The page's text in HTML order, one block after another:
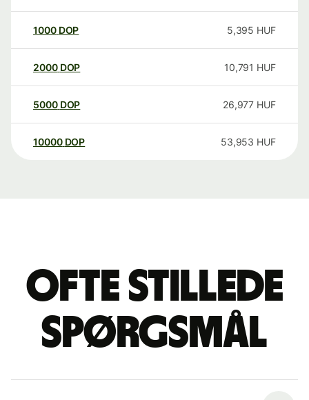
1000 DOP 5,395 HUF
2000 DOP 10,791 HUF
5000 DOP 26,977 HUF
10000 DOP 53,953 HUF
Ofte stillede
spørgsmål